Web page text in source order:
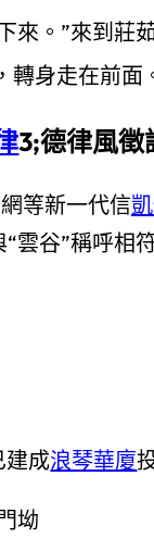
來。”來到莊
轉身走在前面
3;德律風徵
等新一代信
雲谷”稱呼相
建成浪琴華廈
坳